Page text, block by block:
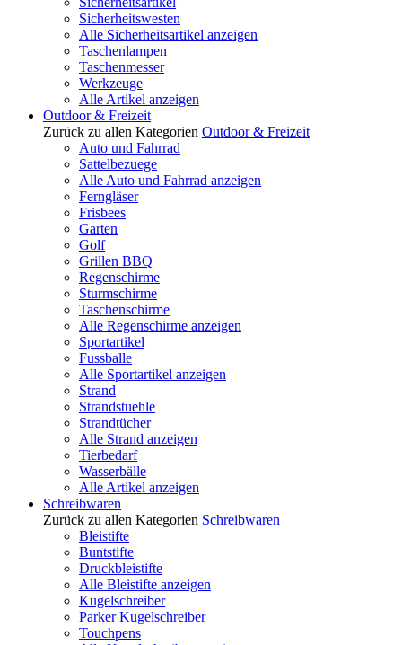
Sicherheitswesten
Alle Sicherheitsartikel anzeigen
Taschenlampen
Taschenmesser
Werkzeuge
Alle Artikel anzeigen
Outdoor & Freizeit
Zurück zu allen Kategorien Outdoor & Freizeit
Auto und Fahrrad
Sattelbezuege
Alle Auto und Fahrrad anzeigen
Ferngläser
Frisbees
Garten
Golf
Grillen BBQ
Regenschirme
Sturmschirme
Taschenschirme
Alle Regenschirme anzeigen
Sportartikel
Fussballe
Alle Sportartikel anzeigen
Strand
Strandstuehle
Strandtücher
Alle Strand anzeigen
Tierbedarf
Wasserbälle
Alle Artikel anzeigen
Schreibwaren
Zurück zu allen Kategorien Schreibwaren
Bleistifte
Buntstifte
Druckbleistifte
Alle Bleistifte anzeigen
Kugelschreiber
Parker Kugelschreiber
Touchpens